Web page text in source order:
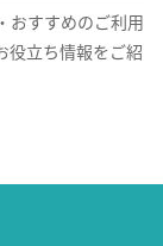
おすすめのご利用
役立ち情報をご紹